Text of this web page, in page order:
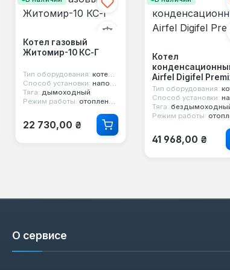
Котел газовый
Житомир-10 КС-Г
Тип оборудования: котел газовый
Способ установки: напольный
Тяга: дымоходный
Режим работы: отопление и горячая вода
Обычная цена:
22 730,00 ₴
Котел
Airfel Digifel
Тип оборудования: котел
Способ установки:
Тяга:
Режим работы: отопление и
Обычная цена:
41 968,00 ₴
О сервисе